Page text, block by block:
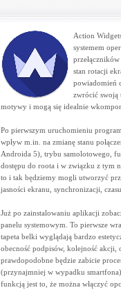
Action
systemem
stan rotacji
powiadomień
zwrócić swoją
motywy i mogą się idealnie
Po pierwszym uruchomieniu
wpływ m.in. na zmianę stanu
Androida 5), trybu samolotowego,
dostępu do roota i w związku z tym
to i tak będziemy mogli utworzyć
jasności ekranu, synchronizacji,
Już po zainstalowaniu aplikacji
panelu systemowym. To pierwsze
tapeta belki wyglądają bardzo
obecność podpisów, kolejność
prawdopodobne będzie zabicie
(przynajmniej w wypadku
funkcją jest to, że można włączyć